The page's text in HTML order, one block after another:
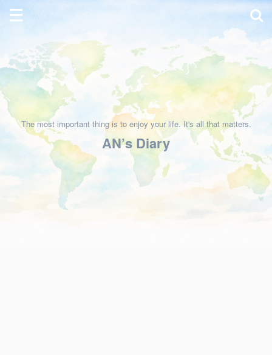
The most important thing is to enjoy your life. It's all that matters.
AN’s Diary